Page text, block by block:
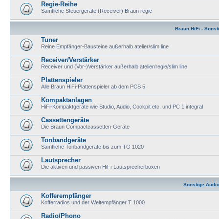
Regie-Reihe
Sämtliche Steuergeräte (Receiver) Braun regie
Braun HiFi -
Tuner
Reine Empfänger-Bausteine außerhalb atelier/slim line
Receiver/Verstärker
Receiver und (Vor-)Verstärker außerhalb atelier/regie/slim line
Plattenspieler
Alle Braun HiFi-Plattenspieler ab dem PCS 5
Kompaktanlagen
HiFi-Kompaktgeräte wie Studio, Audio, Cockpit etc. und PC 1 integral
Cassettengeräte
Die Braun Compactcassetten-Geräte
Tonbandgeräte
Sämtliche Tonbandgeräte bis zum TG 1020
Lautsprecher
Die aktiven und passiven HiFi-Lautsprecherboxen
Sonstige
Kofferempfänger
Kofferradios und der Weltempfänger T 1000
Radio/Phono